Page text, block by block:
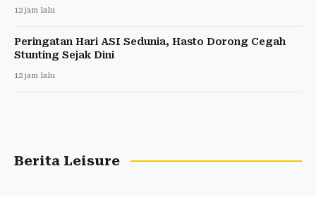
12 jam lalu
Peringatan Hari ASI Sedunia, Hasto Dorong Cegah
Stunting Sejak Dini
12 jam lalu
Berita Leisure